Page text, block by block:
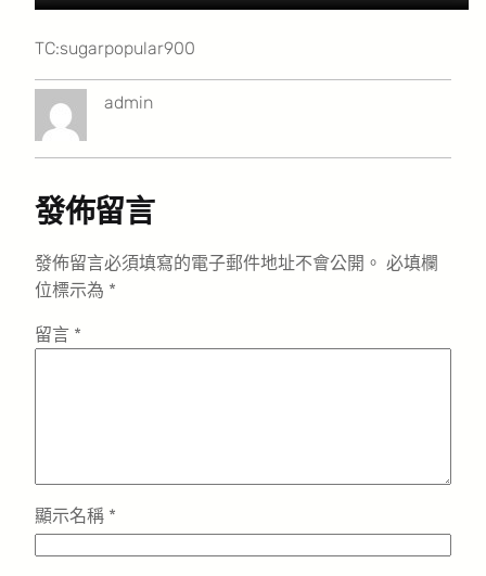
TC:sugarpopular900
admin
發佈留言
發佈留言必須填寫的電子郵件地址不會公開。 必填欄
位標示為 *
留言 *
顯示名稱 *